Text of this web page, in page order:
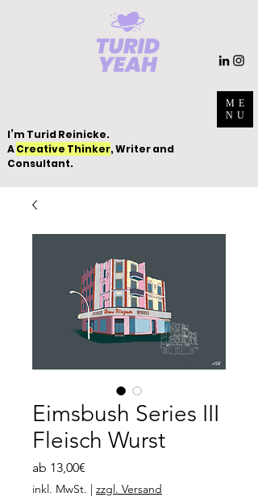
ME
NU
I’m Turid Reinicke.
ACreative Thinker, Writer and
Consultant.
Eimsbush Series III
Fleisch Wurst
ab 13,00€
Preis
inkl. MwSt. | zzgl. Versand